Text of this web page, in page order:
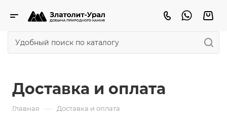
Доставка и оплата
Главная — Доставка и оплата